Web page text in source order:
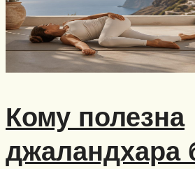
Кому полезна
джаландхара